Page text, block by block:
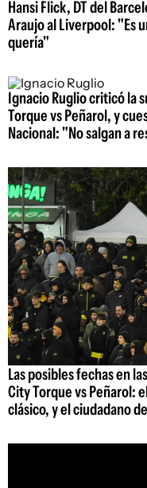
Hansi Flick, DT del
Araujo al Liverpool: "Es
quería"
Ignacio Ruglio criticó la
Torque vs Peñarol, y
Nacional: "No salgan a
Las posibles fechas en
City Torque vs Peñarol:
clásico, y el ciudadano